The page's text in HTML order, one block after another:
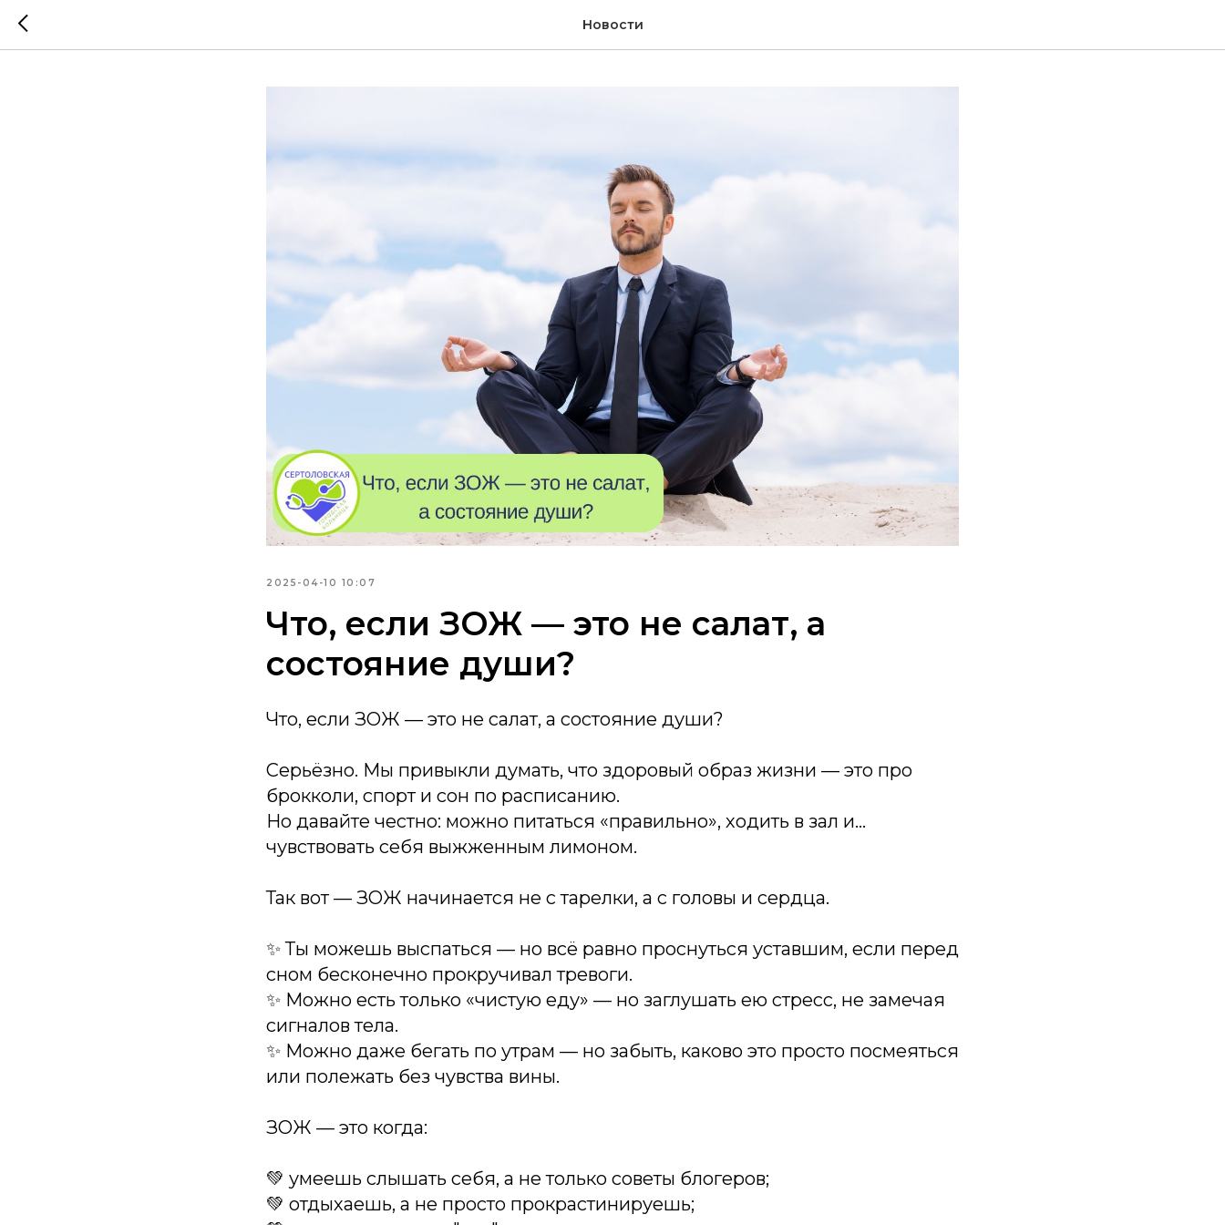
Новости
2025-04-10 10:07
Что, если ЗОЖ — это не салат, а
состояние души?
Что, если ЗОЖ — это не салат, а состояние души?
Серьёзно. Мы привыкли думать, что здоровый образ жизни — это про
брокколи, спорт и сон по расписанию.
Но давайте честно: можно питаться «правильно», ходить в зал и…
чувствовать себя выжженным лимоном.
Так вот — ЗОЖ начинается не с тарелки, а с головы и сердца.
✨ Ты можешь выспаться — но всё равно проснуться уставшим, если перед
сном бесконечно прокручивал тревоги.
✨ Можно есть только «чистую еду» — но заглушать ею стресс, не замечая
сигналов тела.
✨ Можно даже бегать по утрам — но забыть, каково это просто посмеяться
или полежать без чувства вины.
ЗОЖ — это когда:
💚 умеешь слышать себя, а не только советы блогеров;
💚 отдыхаешь, а не просто прокрастинируешь;